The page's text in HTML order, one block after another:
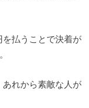
払うことで決着が
れから素敵な人が